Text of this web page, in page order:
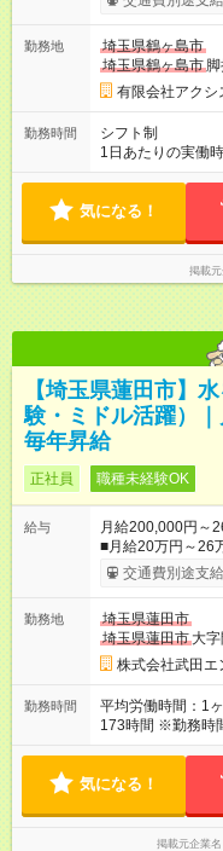
☆基本：月給30
支給。 ※試用期間
昇給年1回（4月）
対面で面談を設定
す。昇給だけでは
望には柔軟に対応します。 ☆賞与年2回（8月
ト制」 日々の業
評価し、それらがし
間】試用期間あり
採用時と同じです。
勤務地
埼玉県鶴ヶ島市
埼玉県鶴ヶ島市
有限会社アクシ
勤務時間
シフト制
1日あたりの実働
働40時間） 8時
かいます。朝の集
気になる！
掲載
【埼玉県蓮田市】
験・ミドル活躍）
毎年昇給
正社員 職種未経験OK
給与
月給200,000円～
■月給20万円～26
やスキルを考慮
は、全額支給いたします。 《月収例》 ◆1
夜手当1.5万円 ・
員・資格保有者の
（5時間分） ・深
0.6万円
年昇給しています
クの時も “給与カッ
間】試用期間あり
採用時と同じです。
交通費別途支
勤務地
埼玉県蓮田市
埼玉県蓮田市 大
株式会社武田エ
勤務時間
平均労働時間：1
173時間 ※勤務時間は下記になります。 ■上水処理施設 ・日夜勤
／8：30～翌8：30 ・
制 月平均173時間 ※勤務時間は下記になります。 ■上水
業は月10時間以内
気になる！
掲載元企業名